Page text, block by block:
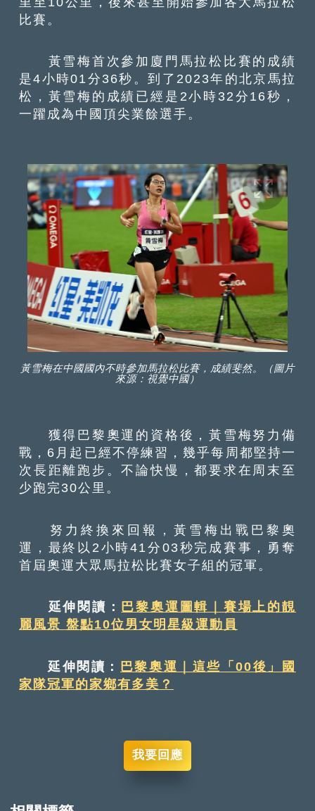
比賽。
黃雪梅首次參加廈門馬拉松比賽的成績
是4小時01分36秒。到了2023年的北京馬拉
松，黃雪梅的成績已經是2小時32分16秒，
一躍成為中國頂尖業餘選手。
黃雪梅在中國國內不時參加馬拉松比賽，成績斐然。（圖片
來源：視覺中國）
獲得巴黎奧運的資格後，黃雪梅努力備
戰，6月起已經不停練習，幾乎每周都堅持一
次長距離跑步。不論快慢，都要求在周末至
少跑完30公里。
努力終換來回報，黃雪梅出戰巴黎奧
運，最終以2小時41分03秒完成賽事，勇奪
首屆奧運大眾馬拉松比賽女子組的冠軍。
延伸閱讀： 巴黎奧運圖輯｜賽場上的靚
麗風景 盤點10位男女明星級運動員
延伸閱讀： 巴黎奧運｜這些「00後」國
家隊冠軍的家鄉有多美？
我要回應